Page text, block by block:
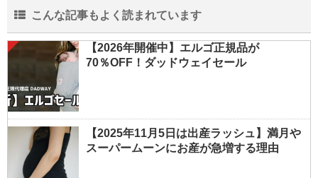
こんな記事もよく読まれています
【2026年開催中】エルゴ正規品が
70％OFF！ダッドウェイセール
【2025年11月5日は出産ラッシュ】満月や
スーパームーンにお産が急増する理由